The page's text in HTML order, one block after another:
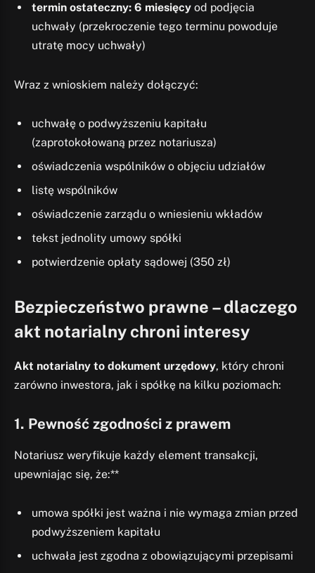
termin ostateczny: 6 miesięcy od podjęcia
uchwały (przekroczenie tego terminu powoduje
utratę mocy uchwały)
Wraz z wnioskiem należy dołączyć:
uchwałę o podwyższeniu kapitału
(zaprotokołowaną przez notariusza)
oświadczenia wspólników o objęciu udziałów
listę wspólników
oświadczenie zarządu o wniesieniu wkładów
tekst jednolity umowy spółki
potwierdzenie opłaty sądowej (350 zł)
Bezpieczeństwo prawne – dlaczego
akt notarialny chroni interesy
Akt notarialny to dokument urzędowy, który chroni
zarówno inwestora, jak i spółkę na kilku poziomach:
1. Pewność zgodności z prawem
Notariusz weryfikuje każdy element transakcji,
upewniając się, że:**
umowa spółki jest ważna i nie wymaga zmian przed
podwyższeniem kapitału
uchwała jest zgodna z obowiązującymi przepisami